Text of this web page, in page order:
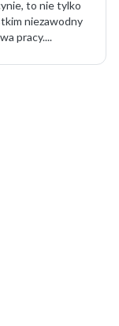
to nie tylko
niezawodny
pracy....